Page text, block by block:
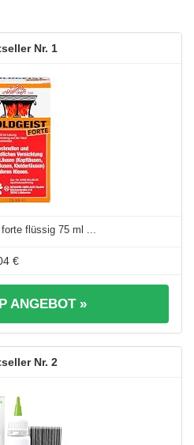
1
flüssig 75 ml ...
€
ANGEBOT »
2